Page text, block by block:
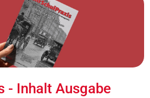
- Inhalt Ausgabe